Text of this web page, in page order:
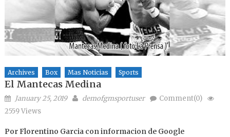
Archives Box Mas Noticias Sports
El Mantecas Medina
Posted on
January 25, 2019 Author
demofgmsportuser
Comment(0)
2559 Views
Por Florentino Garcia con informacion de Google